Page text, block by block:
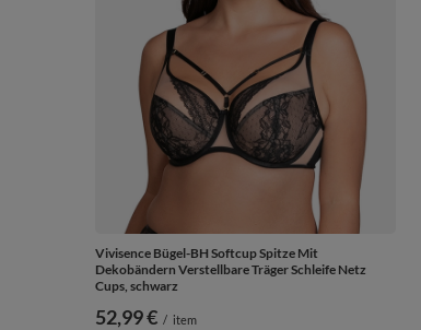
Vivisence Bügel-BH Softcup Spitze Mit
Dekobändern Verstellbare Träger Schleife Netz
Cups, schwarz
52,99 € / item